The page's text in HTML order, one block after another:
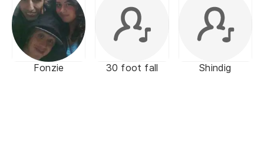
Fonzie 30 foot fall Shindig